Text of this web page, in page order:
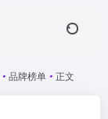
• 品牌榜单 • 正文